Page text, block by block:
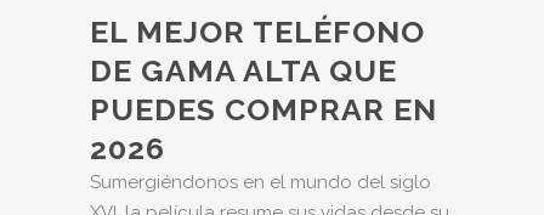
EL MEJOR TELÉFONO
DE GAMA ALTA QUE
PUEDES COMPRAR EN
2026
Sumergiéndonos en el mundo del siglo